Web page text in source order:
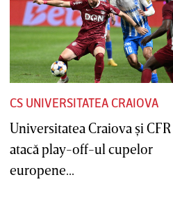
CS UNIVERSITATEA CRAIOVA
Universitatea Craiova şi
atacă play-off-ul cupelor
europene...